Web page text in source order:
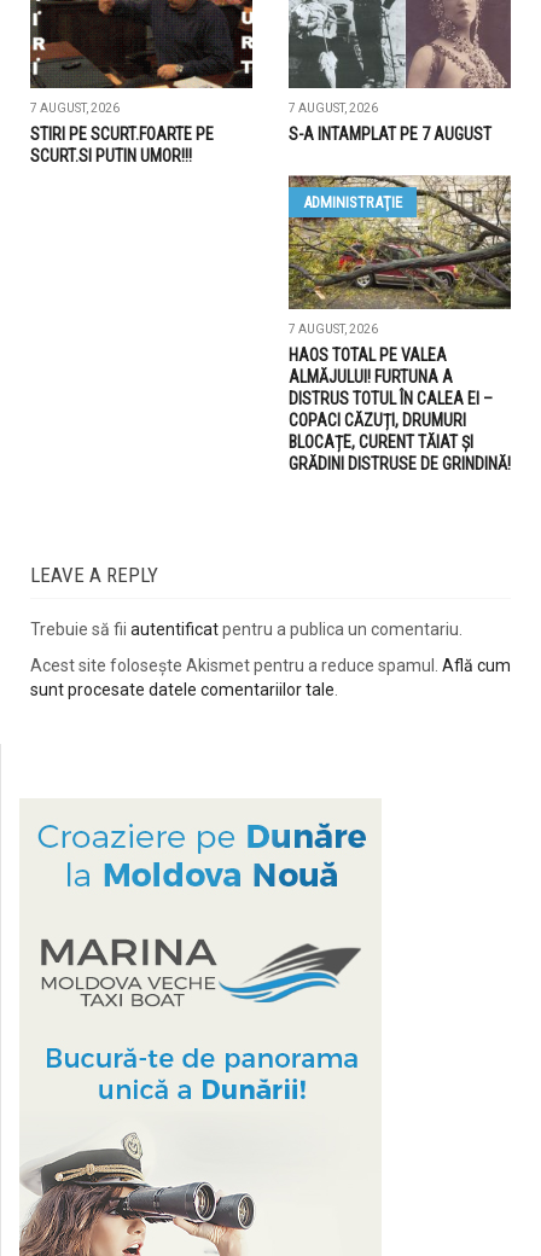
7 AUGUST, 2026
STIRI PE SCURT.FOARTE PE
SCURT.SI PUTIN UMOR!!!
7 AUGUST, 2026
S-A INTAMPLAT PE 7 AUGUST
ADMINISTRAŢIE
7 AUGUST, 2026
HAOS TOTAL PE VALEA
ALMĂJULUI! FURTUNA A
DISTRUS TOTUL ÎN CALEA EI –
COPACI CĂZUȚI, DRUMURI
BLOCAȚE, CURENT TĂIAT ȘI
GRĂDINI DISTRUSE DE GRINDINĂ!
LEAVE A REPLY
Trebuie să fii autentificatpentru a publica un comentariu.
Acest site folosește Akismet pentru a reduce spamul. Află cum
sunt procesate datele comentariilor tale